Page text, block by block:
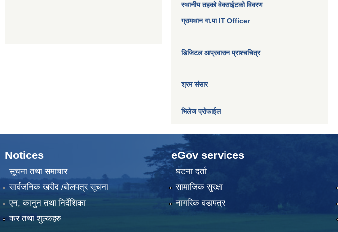
स्थानीय तहको वेवसाईटको विवरण
ग्रामथान गा.पा IT Officer
डिजिटल आप्रवासन प्राश्चचित्र
श्रम संसार
भिलेज प्रोफाईल
Notices
सूचना तथा समाचार
सार्वजनिक खरीद /बोलपत्र सूचना
एन, कानुन तथा निर्देशिका
कर तथा शुल्कहरु
eGov services
घटना दर्ता
सामाजिक सुरक्षा
नागरिक वडापत्र